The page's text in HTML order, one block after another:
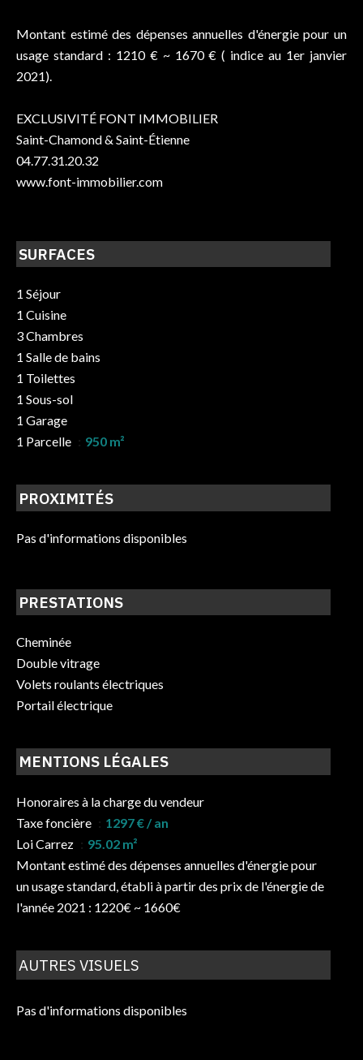
Montant estimé des dépenses annuelles d'énergie pour un
usage standard : 1210 € ~ 1670 € ( indice au 1er janvier
2021).
EXCLUSIVITÉ FONT IMMOBILIER
Saint-Chamond & Saint-Étienne
04.77.31.20.32
www.font-immobilier.com
SURFACES
1 Séjour
1 Cuisine
3 Chambres
1 Salle de bains
1 Toilettes
1 Sous-sol
1 Garage
1 Parcelle
950 m²
PROXIMITÉS
Pas d'informations disponibles
PRESTATIONS
Cheminée
Double vitrage
Volets roulants électriques
Portail électrique
MENTIONS LÉGALES
Honoraires à la charge du vendeur
Taxe foncière
1297 € / an
Loi Carrez
95.02 m²
Montant estimé des dépenses annuelles d'énergie pour
un usage standard, établi à partir des prix de l'énergie de
l'année 2021 : 1220€ ~ 1660€
AUTRES VISUELS
Pas d'informations disponibles